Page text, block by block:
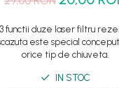
functii duze laser filtru
este special
orice tip de chiuveta.
IN STOC